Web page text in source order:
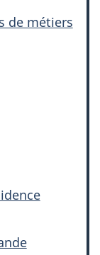
de métiers